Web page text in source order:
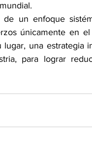
de un enfoque
únicamente en
una estrategia
para lograr